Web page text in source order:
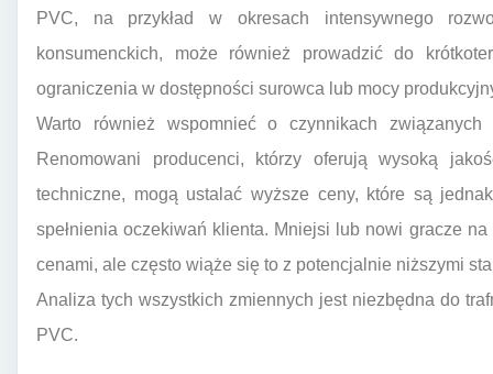
PVC, na przykład w okresach intensywnego
konsumenckich, może również prowadzić do
ograniczenia w dostępności surowca lub mocy
Warto również wspomnieć o czynnikach
Renomowani producenci, którzy oferują wysoką
techniczne, mogą ustalać wyższe ceny, które są
spełnienia oczekiwań klienta. Mniejsi lub nowi gracze
cenami, ale często wiąże się to z potencjalnie niższymi
Analiza tych wszystkich zmiennych jest niezbędna do
PVC.